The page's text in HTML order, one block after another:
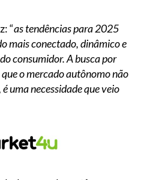
“as tendências para 2025
mais conectado, dinâmico e
consumidor. A busca por
o mercado autônomo não
uma necessidade que veio